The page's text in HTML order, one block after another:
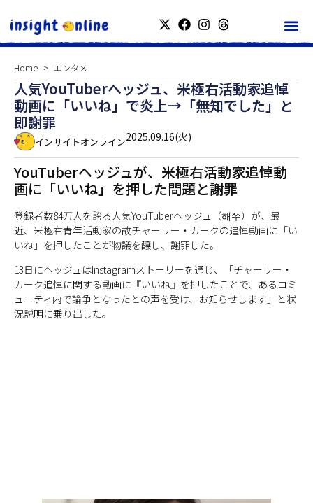
Home エンタメ
人気YouTuberヘッジュ、米極右活動家追悼
動画に「いいね」で炎上→「無知でした」と
即謝罪
インサイトオンライン2025.09.16(火)
YouTuberヘッジュが、米極右活動家追悼動
画に「いいね」を押した問題と謝罪
登録者数84万人を誇る人気YouTuberヘッジュ（해쭈）が、最
近、米極右青年活動家の故チャーリー・カークの追悼動画に「い
いね」を押したことが物議を醸し、謝罪した。
13日にヘッジュはInstagramストーリーを通じ、「チャーリー・
カーク追悼に関する動画に『いいね』を押したことで、あるコミ
ュニティ内で論争となったとの声を受け、お知らせします」と状
況説明に乗り出した。